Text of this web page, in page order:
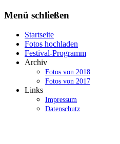
Zum
springen
Menü schließen
Startseite
Fotos hochladen
Festival-Programm
Archiv
Fotos von 2018
Fotos von 2017
Links
Impressum
Datenschutz